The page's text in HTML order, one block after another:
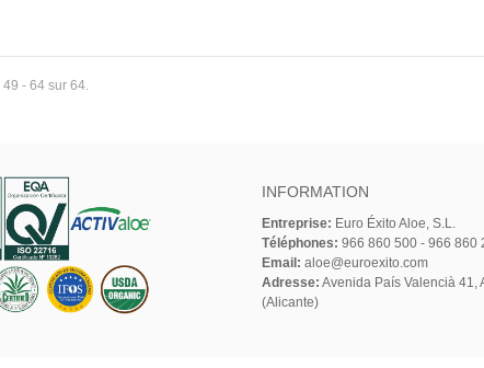
49 - 64 sur 64.
INFORMATION
Entreprise: Euro Éxito Aloe, S.L.
Téléphones: 966 860 500 - 966 860
Email: aloe@euroexito.com
Adresse: Avenida País Valencià 41,
(Alicante)